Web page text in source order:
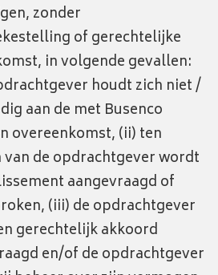
zonder
of gerechtelijke
in volgende gevallen:
houdt zich niet /
aan de met Busenco
overeenkomst, (ii) ten
van de opdrachtgever wordt
aangevraagd of
(iii) de opdrachtgever
gerechtelijk akkoord
en/of de opdrachtgever